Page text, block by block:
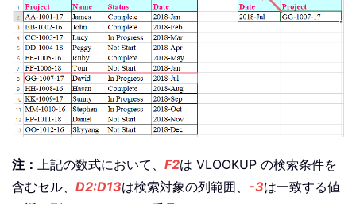
注： 上記の数式において、 F2は VLOOKUP の検索条件を
含むセル、 D2:D13は検索対象の列範囲、 -3は一致する値